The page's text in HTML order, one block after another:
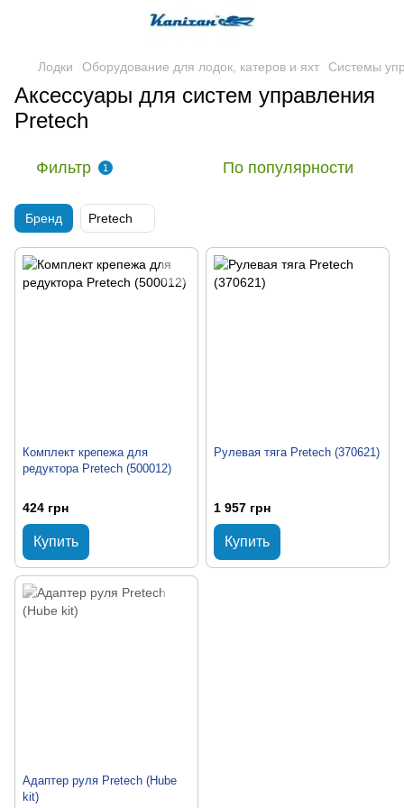
Лодки Оборудование для лодок, катеров и яхт Системы
Аксессуары для систем управления
Pretech
Фильтр 1 По популярности
Бренд Pretech
Комплект крепежа для
редуктора Pretech (500012)
424 грн
Купить
Рулевая тяга Pretech (370621)
1 957 грн
Купить
Адаптер руля Pretech (Hube
kit)